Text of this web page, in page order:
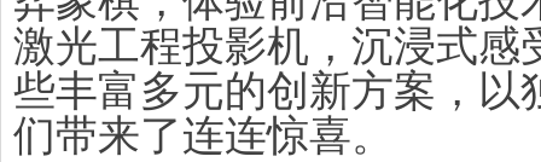
激光工程投影机，沉浸式
些丰富多元的创新方案，以
们带来了连连惊喜。